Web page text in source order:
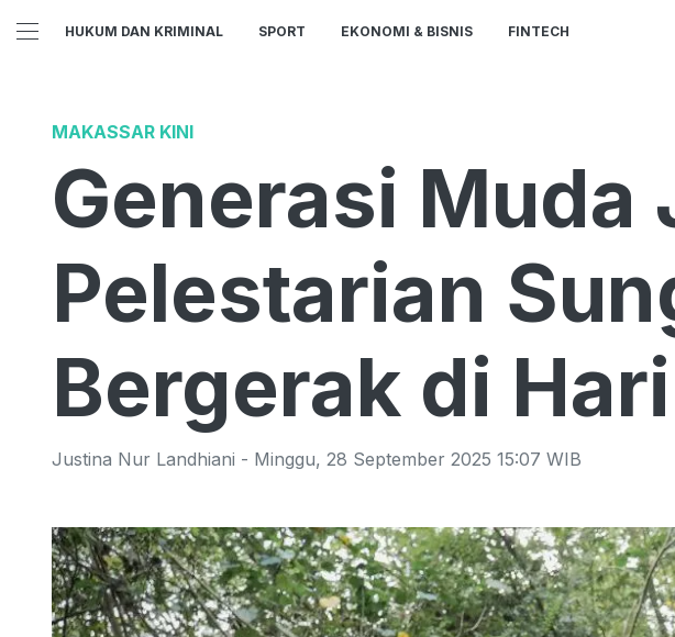
HUKUM DAN KRIMINAL SPORT EKONOMI & BISNIS FINTECH
MAKASSAR KINI
Generasi Muda
Pelestarian
Bergerak di
Justina Nur Landhiani - Minggu, 28 September 2025 15:07 WIB